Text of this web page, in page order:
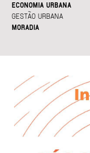
ECONOMIA URBANA
GESTÃO URBANA
MORADIA